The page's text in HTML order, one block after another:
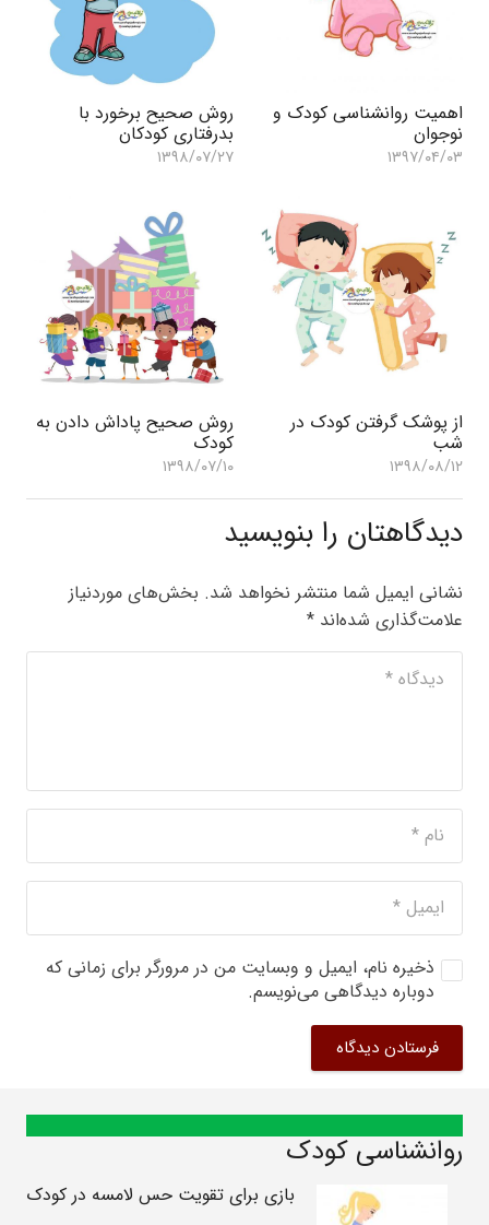
اهمیت روانشناسی کودک و
نوجوان
۱۳۹۷/۰۴/۰۳
روش صحیح برخورد با
بدرفتاری کودکان
۱۳۹۸/۰۷/۲۷
از پوشک گرفتن کودک در
شب
۱۳۹۸/۰۸/۱۲
روش صحیح پاداش دادن به
کودک
۱۳۹۸/۰۷/۱۰
دیدگاهتان را بنویسید
نشانی ایمیل شما منتشر نخواهد شد. بخش‌های موردنیاز
علامت‌گذاری شده‌اند *
ذخیره نام، ایمیل و وبسایت من در مرورگر برای زمانی که
دوباره دیدگاهی می‌نویسم.
فرستادن دیدگاه
روانشناسی کودک
بازی برای تقویت حس لامسه در کودک